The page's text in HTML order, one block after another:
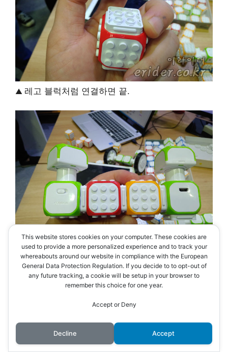
▲ 레고 블럭처럼 연결하면 끝.
▲ 이렇게 블럭 별로 기능이 달라요.
This website stores cookies on your computer. These cookies are
used to provide a more personalized experience and to track your
whereabouts around our website in compliance with the European
General Data Protection Regulation. If you decide to to opt-out of
any future tracking, a cookie will be setup in your browser to
remember this choice for one year.
Accept or Deny
Decline Accept